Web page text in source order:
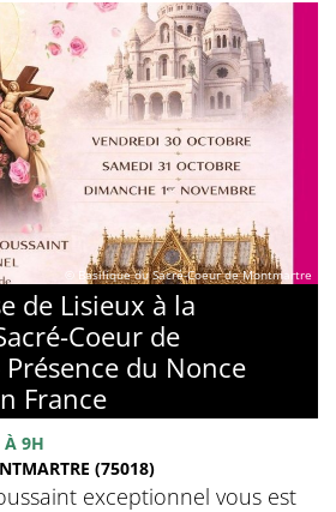
© Basilique du Sacré-Coeur de Montmartre
de Lisieux à la
Coeur de
du Nonce
France
À 9H
(75018)
exceptionnel vous est